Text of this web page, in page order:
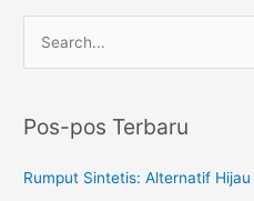
iPos-pos Terbaru
Rumput Sintetis: Alternatif